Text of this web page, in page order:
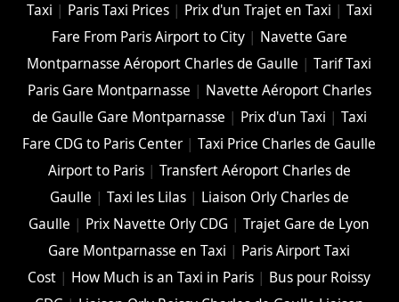
Taxi | Paris Taxi Prices| Prix d'un Trajet en Taxi | Taxi
Fare From Paris Airport to City| Navette Gare
Montparnasse Aéroport Charles de Gaulle |Tarif Taxi
Paris Gare Montparnasse | Navette Aéroport Charles
de Gaulle Gare Montparnasse | Prix d'un Taxi | Taxi
Fare CDG to Paris Center |Taxi Price Charles de Gaulle
Airport to Paris| Transfert Aéroport Charles de
Gaulle | Taxi les Lilas| Liaison Orly Charles de
Gaulle | Prix Navette Orly CDG |Trajet Gare de Lyon
Gare Montparnasse en Taxi | Paris Airport Taxi
Cost | How Much is an Taxi in Paris | Bus pour Roissy